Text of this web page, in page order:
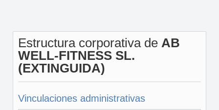
Estructura corporativa de AB
WELL-FITNESS SL.
(EXTINGUIDA)
Vinculaciones administrativas